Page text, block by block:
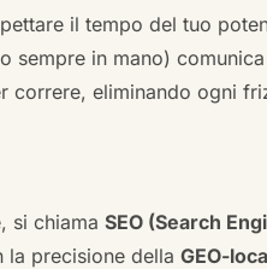
il tempo del tuo
in mano)
correre, eliminando ogni
si chiamaSEO (Search
la precisione dellaGEO-